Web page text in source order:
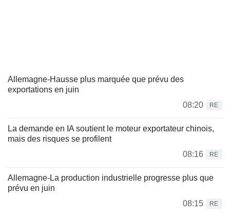
Allemagne-Hausse plus marquée que prévu des
exportations en juin
08:20
RE
La demande en IA soutient le moteur exportateur chinois,
mais des risques se profilent
08:16
RE
Allemagne-La production industrielle progresse plus que
prévu en juin
08:15
RE